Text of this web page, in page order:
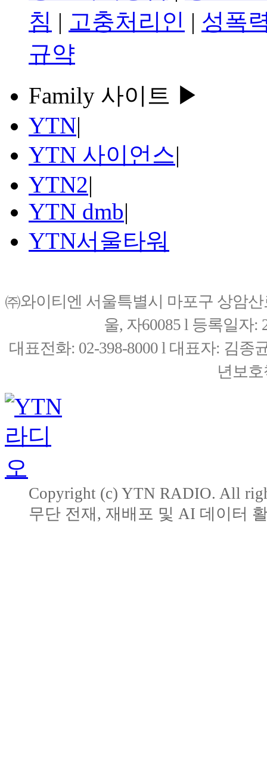
침 | 고충처리인 | 성폭
규약
Family 사이트 ▶
YTN|
YTN 사이언스|
YTN2|
YTN dmb|
YTN서울타워
㈜와이티엔 서울특별시 마포구 상암
울, 자60085 l 등록일자:
대표전화: 02-398-8000 l 대표자: 김종
년보
Copyright (c) YTN RADIO. All
무단 전재, 재배포 및 AI 데이터